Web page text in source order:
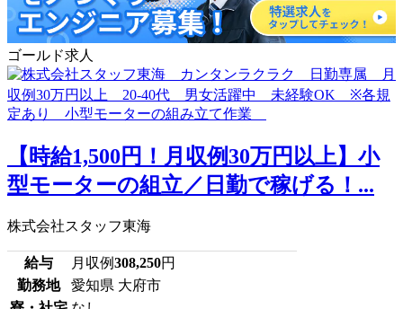
ゴールド求人
【時給1,500円！月収例30万円以上】小
型モーターの組立／日勤で稼げる！...
株式会社スタッフ東海
給与 月収例308,250円
勤務地
愛知県 大府市